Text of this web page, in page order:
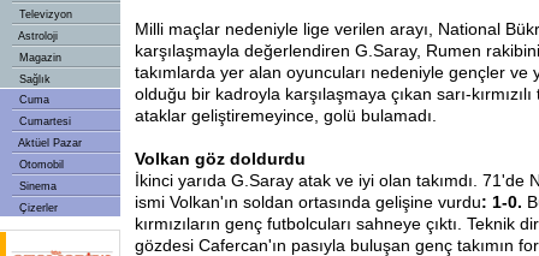
Televizyon
Astroloji
Magazin
Sağlık
Cuma
Cumartesi
Aktüel Pazar
Otomobil
Sinema
Çizerler
Milli maçlar nedeniyle lige verilen arayı, National
karşılaşmayla değerlendiren G.Saray, Rumen
takımlarda yer alan oyuncuları nedeniyle gençler ve
olduğu bir kadroyla karşılaşmaya çıkan sarı-
ataklar geliştiremeyince, golü bulamadı.
Volkan göz doldurdu
İkinci yarıda G.Saray atak ve iyi olan takımdı. 71'de
ismi Volkan'ın soldan ortasında gelişine vurdu: 1-0.
kırmızıların genç futbolcuları sahneye çıktı. Teknik
gözdesi Cafercan'ın pasıyla buluşan genç takımın